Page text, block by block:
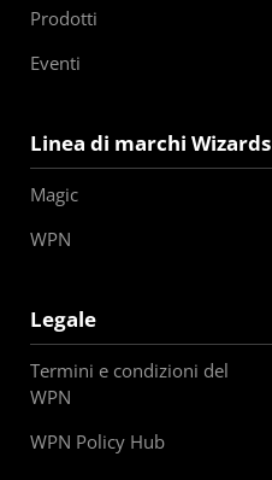
Prodotti
Eventi
Linea di marchi Wizards
Magic
WPN
Legale
Termini e condizioni del
WPN
WPN Policy Hub